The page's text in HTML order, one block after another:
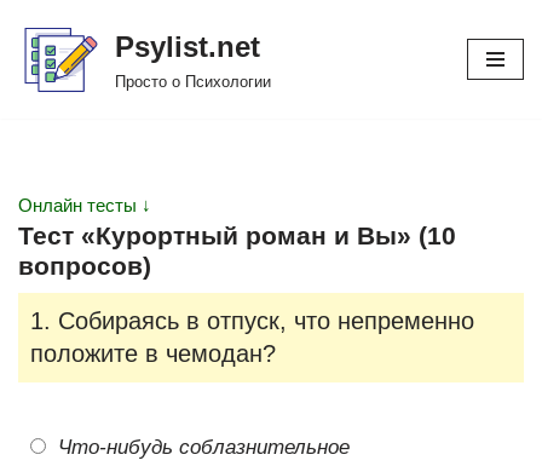
Перейти
Psylist.net
Просто о Психологии
Онлайн тесты ↓
Тест «Курортный роман и Вы» (10
вопросов)
1. Собираясь в отпуск, что непременно
положите в чемодан?
Что-нибудь соблазнительное